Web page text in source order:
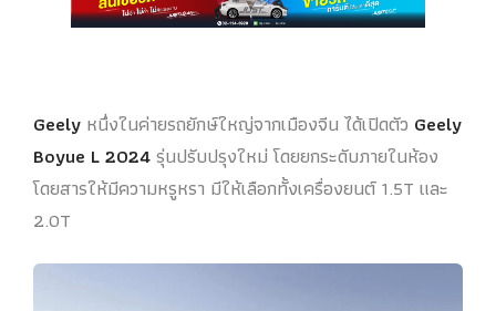
Geely หนึ่งในค่ายรถยักษ์ใหญ่จากเมืองจีน ได้เปิดตัว Geely
Boyue L 2024รุ่นปรับปรุงใหม่ โดยยกระดับภายในห้อง
โดยสารให้มีความหรูหรา มีให้เลือกทั้งเครื่องยนต์ 1.5T และ
2.0T